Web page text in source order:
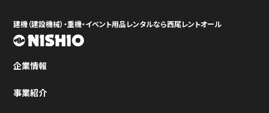
建機（建設機械）・重機・イベント用品レンタルなら西尾レントオール
企業情報
事業紹介